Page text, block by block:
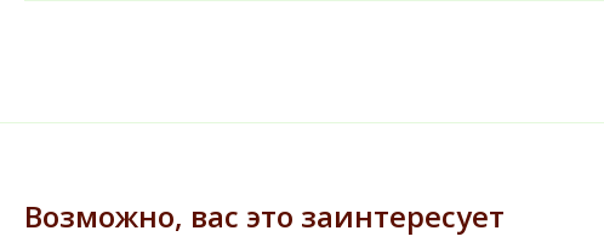
Возможно, вас это заинтересует